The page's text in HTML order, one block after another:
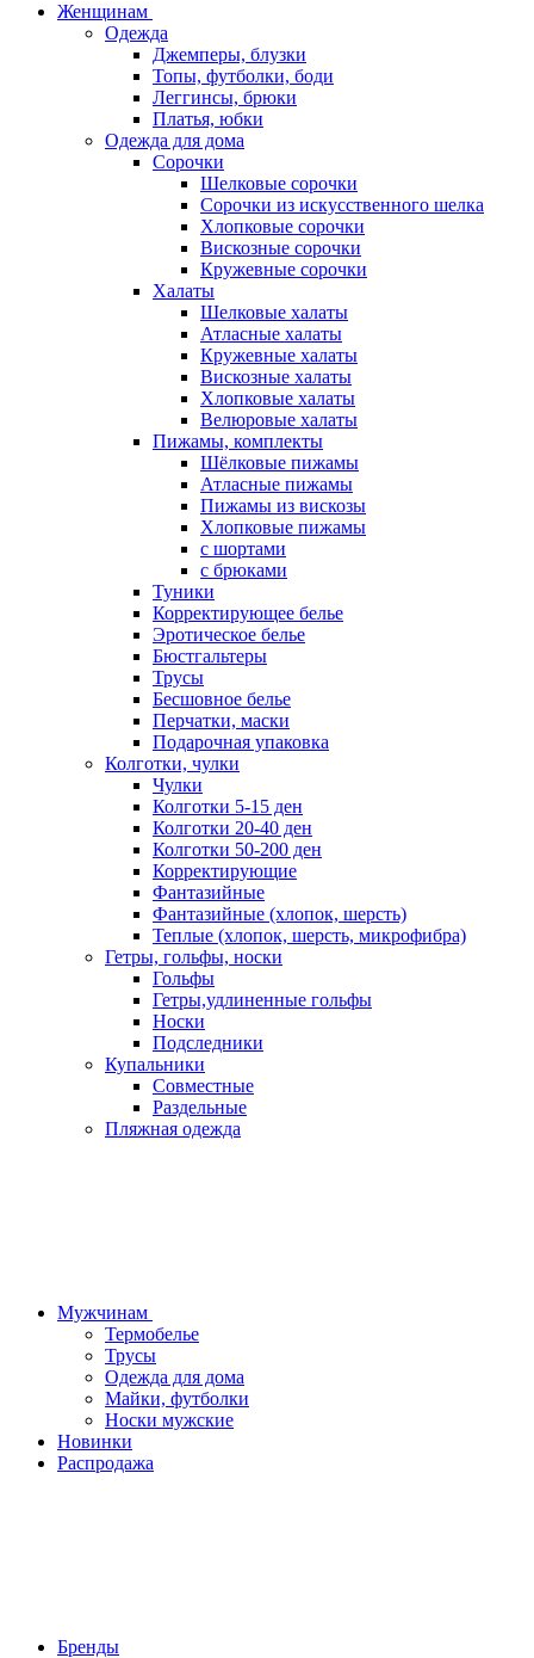
Женщинам
Одежда
Джемперы, блузки
Топы, футболки, боди
Леггинсы, брюки
Платья, юбки
Одежда для дома
Сорочки
Шелковые сорочки
Сорочки из искусственного шелка
Хлопковые сорочки
Вискозные сорочки
Кружевные сорочки
Халаты
Шелковые халаты
Атласные халаты
Кружевные халаты
Вискозные халаты
Хлопковые халаты
Велюровые халаты
Пижамы, комплекты
Шёлковые пижамы
Атласные пижамы
Пижамы из вискозы
Хлопковые пижамы
с шортами
с брюками
Туники
Корректирующее белье
Эротическое белье
Бюстгальтеры
Трусы
Бесшовное белье
Перчатки, маски
Подарочная упаковка
Колготки, чулки
Чулки
Колготки 5-15 ден
Колготки 20-40 ден
Колготки 50-200 ден
Корректирующие
Фантазийные
Фантазийные (хлопок, шерсть)
Теплые (хлопок, шерсть, микрофибра)
Гетры, гольфы, носки
Гольфы
Гетры,удлиненные гольфы
Носки
Подследники
Купальники
Совместные
Раздельные
Пляжная одежда
Мужчинам
Термобелье
Трусы
Одежда для дома
Майки, футболки
Носки мужские
Новинки
Распродажа
Бренды